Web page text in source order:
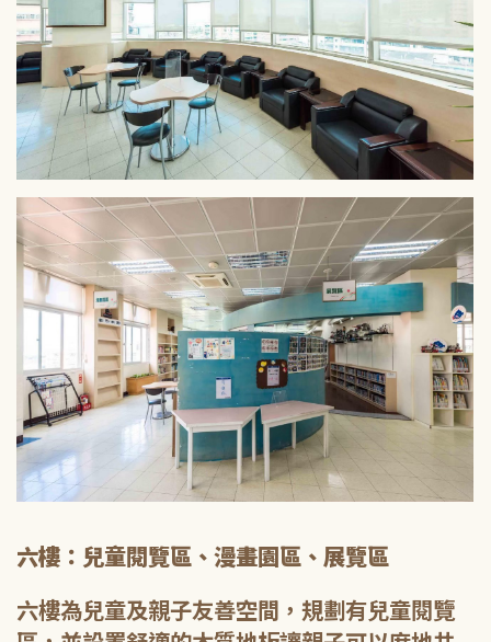
六樓：兒童閱覽區、漫畫園區、展覽區
六樓為兒童及親子友善空間，規劃有兒童閱覽